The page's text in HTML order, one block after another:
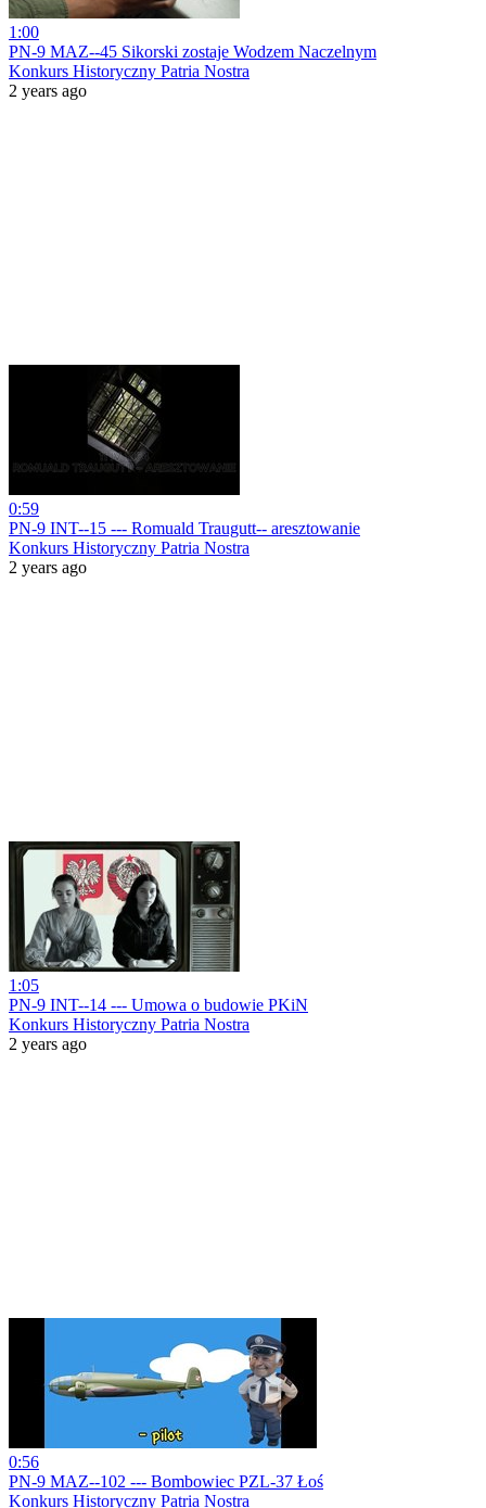
1:00
PN-9 MAZ--45 Sikorski zostaje Wodzem Naczelnym
Konkurs Historyczny Patria Nostra
2 years ago
0:59
PN-9 INT--15 --- Romuald Traugutt-- aresztowanie
Konkurs Historyczny Patria Nostra
2 years ago
1:05
PN-9 INT--14 --- Umowa o budowie PKiN
Konkurs Historyczny Patria Nostra
2 years ago
0:56
PN-9 MAZ--102 --- Bombowiec PZL-37 Łoś
Konkurs Historyczny Patria Nostra